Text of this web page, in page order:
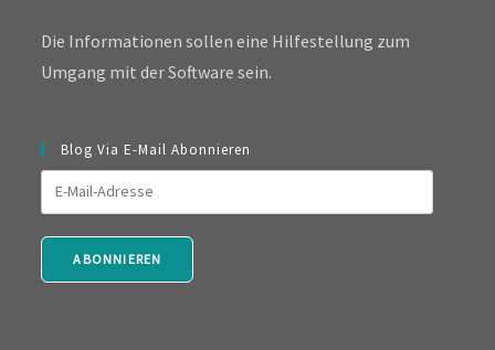
Die Informationen sollen eine Hilfestellung zum
Umgang mit der Software sein.
Blog Via E-Mail Abonnieren
Mail-
Adresse
ABONNIEREN